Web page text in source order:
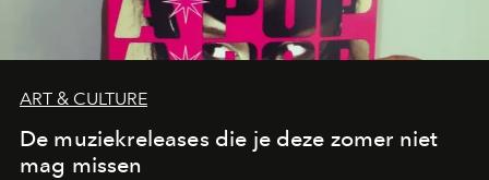
ART & CULTURE
De muziekreleases die je deze zomer niet
mag missen